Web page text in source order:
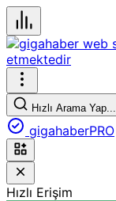
Hızlı Arama Yap...
gigahaberPRO
Hızlı Erişim